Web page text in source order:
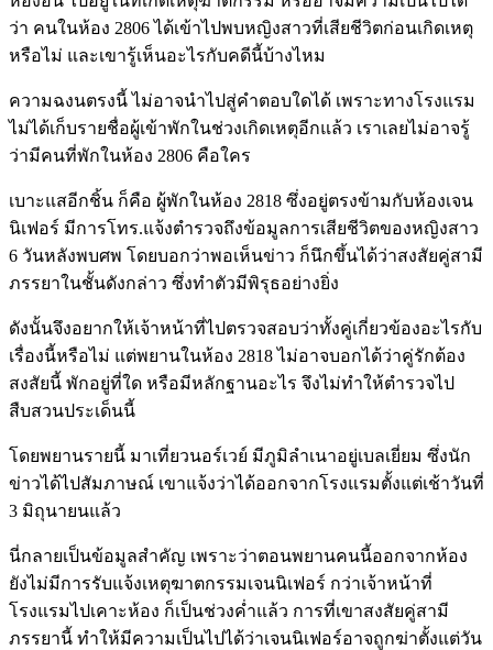
ว่า คนในห้อง 2806 ได้เข้าไปพบหญิงสาวที่เสียชีวิตก่อนเกิดเหตุ
หรือไม่ และเขารู้เห็นอะไรกับคดีนี้บ้างไหม
ความฉงนตรงนี้ ไม่อาจนำไปสู่คำตอบใดได้ เพราะทางโรงแรม
ไม่ได้เก็บรายชื่อผู้เข้าพักในช่วงเกิดเหตุอีกแล้ว เราเลยไม่อาจรู้
ว่ามีคนที่พักในห้อง 2806 คือใคร
เบาะแสอีกชิ้น ก็คือ ผู้พักในห้อง 2818 ซึ่งอยู่ตรงข้ามกับห้องเจน
นิเฟอร์ มีการโทร.แจ้งตำรวจถึงข้อมูลการเสียชีวิตของหญิงสาว
6 วันหลังพบศพ โดยบอกว่าพอเห็นข่าว ก็นึกขึ้นได้ว่าสงสัยคู่สามี
ภรรยาในชั้นดังกล่าว ซึ่งทำตัวมีพิรุธอย่างยิ่ง
ดังนั้นจึงอยากให้เจ้าหน้าที่ไปตรวจสอบว่าทั้งคู่เกี่ยวข้องอะไรกับ
เรื่องนี้หรือไม่ แต่พยานในห้อง 2818 ไม่อาจบอกได้ว่าคู่รักต้อง
สงสัยนี้ พักอยู่ที่ใด หรือมีหลักฐานอะไร จึงไม่ทำให้ตำรวจไป
สืบสวนประเด็นนี้
โดยพยานรายนี้ มาเที่ยวนอร์เวย์ มีภูมิลำเนาอยู่เบลเยี่ยม ซึ่งนัก
ข่าวได้ไปสัมภาษณ์ เขาแจ้งว่าได้ออกจากโรงแรมตั้งแต่เช้าวันที่
3 มิถุนายนแล้ว
นี่กลายเป็นข้อมูลสำคัญ เพราะว่าตอนพยานคนนี้ออกจากห้อง
ยังไม่มีการรับแจ้งเหตุฆาตกรรมเจนนิเฟอร์ กว่าเจ้าหน้าที่
โรงแรมไปเคาะห้อง ก็เป็นช่วงค่ำแล้ว การที่เขาสงสัยคู่สามี
ภรรยานี้ ทำให้มีความเป็นไปได้ว่าเจนนิเฟอร์อาจถูกฆ่าตั้งแต่วัน